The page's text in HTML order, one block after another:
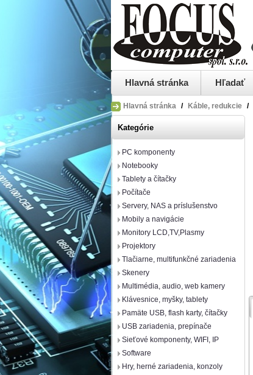
Hlavná stránka Hľadať
Hlavná stránka / Káble, redukcie /
Kategórie
PC komponenty
Notebooky
Tablety a čítačky
Počítače
Servery, NAS a príslušenstvo
Mobily a navigácie
Monitory LCD,TV,Plasmy
Projektory
Tlačiarne, multifunkčné zariadenia
Skenery
Multimédia, audio, web kamery
Klávesnice, myšky, tablety
Pamäte USB, flash karty, čítačky
USB zariadenia, prepínače
Sieťové komponenty, WIFI, IP
Software
Hry, herné zariadenia, konzoly